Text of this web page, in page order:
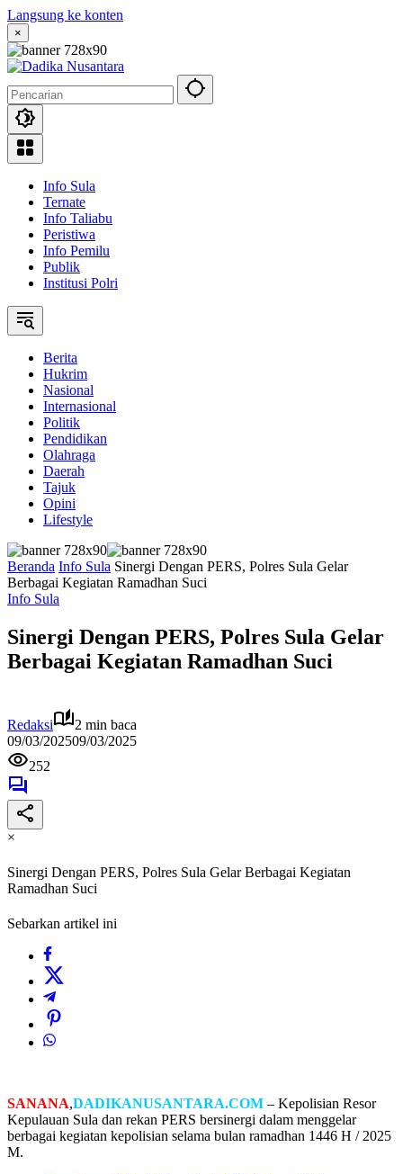
Langsung ke konten
×
Info Sula
Ternate
Info Taliabu
Peristiwa
Info Pemilu
Publik
Institusi Polri
Berita
Hukrim
Nasional
Internasional
Politik
Pendidikan
Olahraga
Daerah
Tajuk
Opini
Lifestyle
Beranda Info Sula Sinergi Dengan PERS, Polres Sula Gelar
Berbagai Kegiatan Ramadhan Suci
Info Sula
Sinergi Dengan PERS, Polres Sula Gelar
Berbagai Kegiatan Ramadhan Suci
Redaksi
2 min baca
09/03/202509/03/2025
252
×
Sinergi Dengan PERS, Polres Sula Gelar Berbagai Kegiatan
Ramadhan Suci
Sebarkan artikel ini
SANANA,DADIKANUSANTARA.COM – Kepolisian Resor
Kepulauan Sula dan rekan PERS bersinergi dalam menggelar
berbagai kegiatan kepolisian selama bulan ramadhan 1446 H / 2025
M.